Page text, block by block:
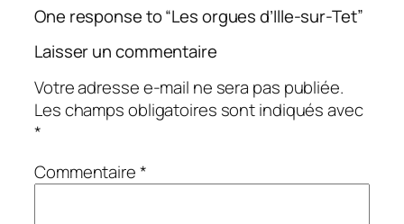
One response to “Les orgues d’Ille-sur-Tet”
Laisser un commentaire
Votre adresse e-mail ne sera pas publiée.
Les champs obligatoires sont indiqués avec
*
Commentaire*